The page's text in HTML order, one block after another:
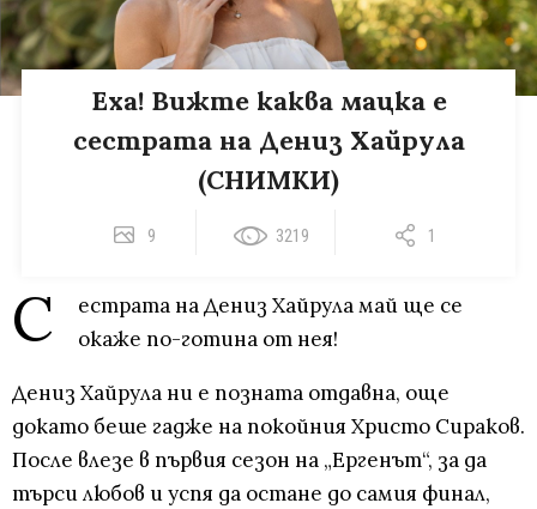
Еха! Вижте каква мацка е
сестрата на Дениз Хайрула
(СНИМКИ)
9 3219 1
С
естрата на Дениз Хайрула май ще се
окаже по-готина от нея!
Дениз Хайрула ни е позната отдавна, още
докато беше гадже на покойния Христо Сираков.
После влезе в първия сезон на „Ергенът“, за да
търси любов и успя да остане до самия финал,